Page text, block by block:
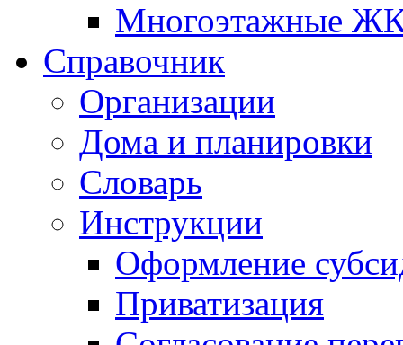
Многоэтажные
Справочник
Организации
Дома и планировки
Словарь
Инструкции
Оформление
Приватизация